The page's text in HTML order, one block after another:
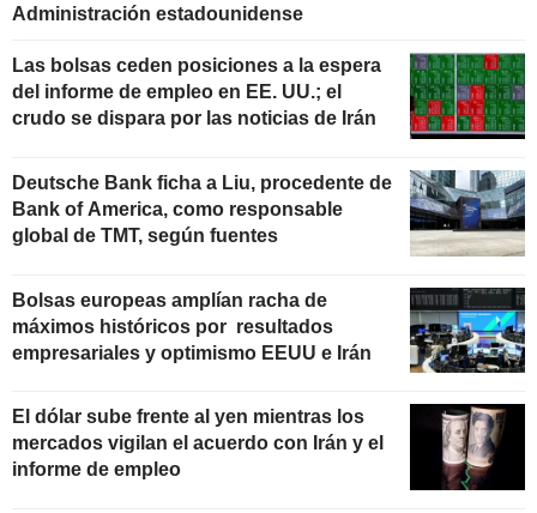
Administración estadounidense
Las bolsas ceden posiciones a la espera
del informe de empleo en EE. UU.; el
crudo se dispara por las noticias de Irán
Deutsche Bank ficha a Liu, procedente de
Bank of America, como responsable
global de TMT, según fuentes
Bolsas europeas amplían racha de
máximos históricos por resultados
empresariales y optimismo EEUU e Irán
El dólar sube frente al yen mientras los
mercados vigilan el acuerdo con Irán y el
informe de empleo